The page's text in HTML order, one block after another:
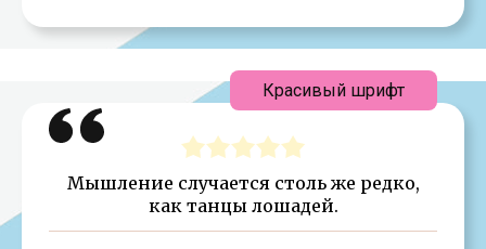
Мышление случается столь же редко,
как танцы лошадей.
Красивый шрифт